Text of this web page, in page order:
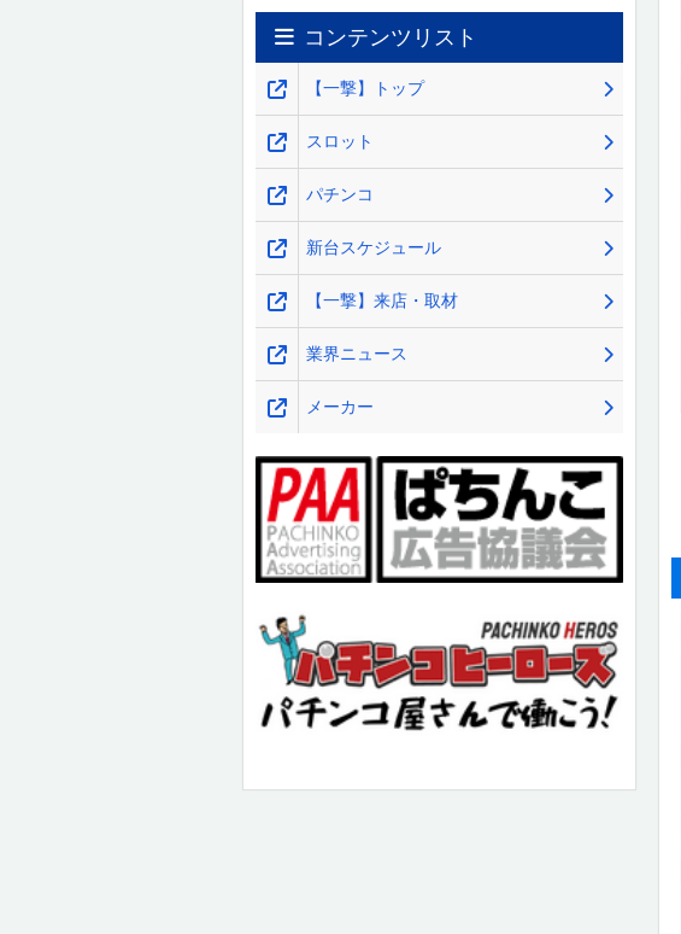
コンテンツリスト
【一撃】トップ
スロット
パチンコ
新台スケジュール
【一撃】来店・取材
業界ニュース
メーカー